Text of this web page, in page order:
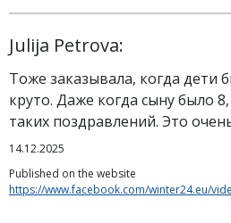
Julija Petrova:
Тоже заказывала, когда дети
круто. Даже когда сыну было
таких поздравлений. Это
14.12.2025
Published on the website
https://www.facebook.com/winter24.eu/